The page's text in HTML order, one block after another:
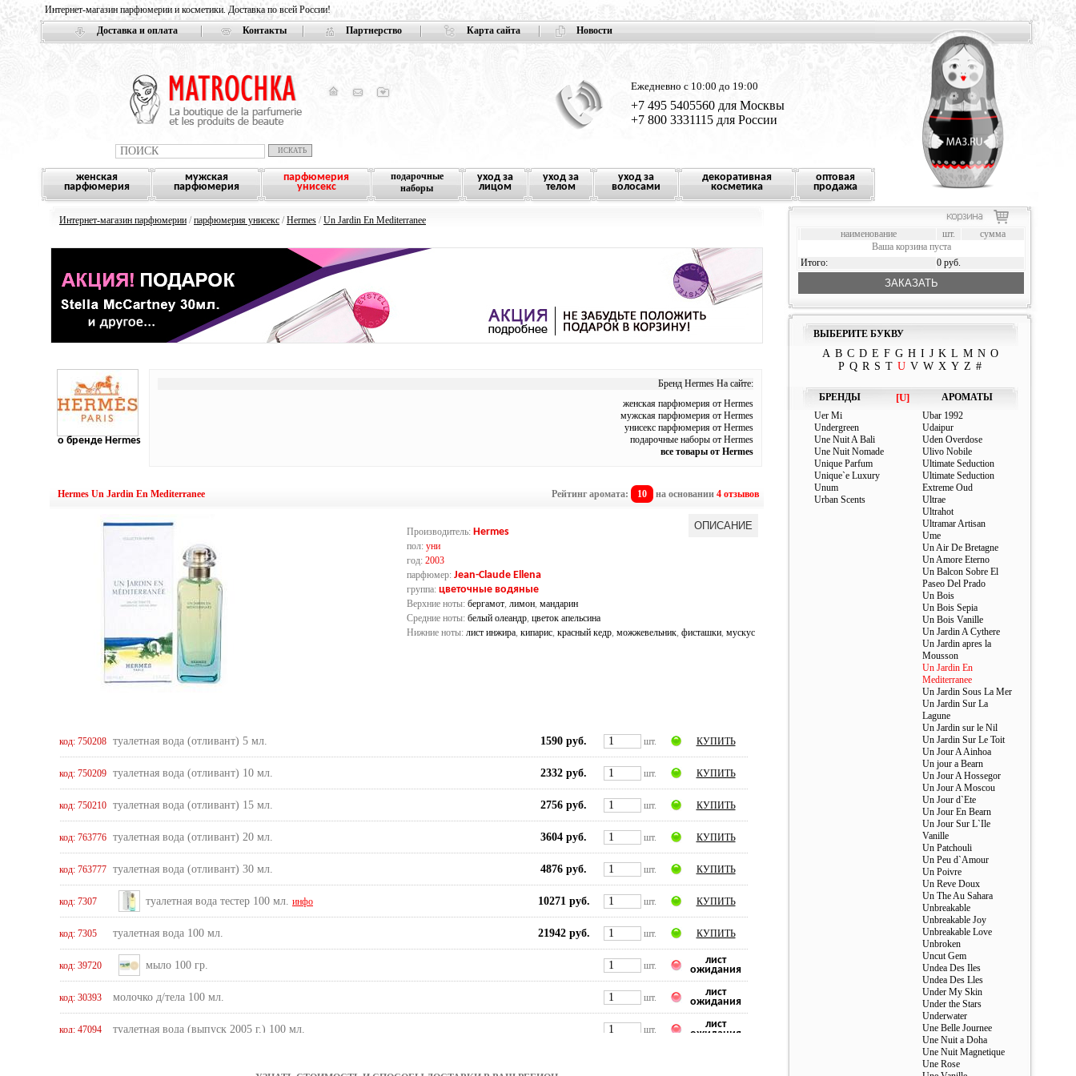
Интернет-магазин парфюмерии и косметики. Доставка по всей России!
Доставка и оплата
Контакты Партнерство Карта сайта Новости
Ежедневно с 10:00 до 19:00
+7 495 5405560 для Москвы
+7 800 3331115 для России
женская
парфюмерия
мужская
парфюмерия
парфюмерия
унисекс
подарочные
наборы
уход за
лицом
уход за
телом
уход за
волосами
декоративная
косметика
оптовая
продажа
Интернет-магазин парфюмерии /парфюмерия унисекс /Hermes /Un Jardin En Mediterranee
о бренде Hermes
Бренд Hermes На сайте:
женская парфюмерия от Hermes
мужская парфюмерия от Hermes
унисекс парфюмерия от Hermes
подарочные наборы от Hermes
все товары от Hermes
Hermes Un Jardin En Mediterranee Рейтинг аромата: 10 на основании 4 отзывов
ОПИСАНИЕ
Производитель: Hermes
пол: уни
год: 2003
парфюмер: Jean-Claude Ellena
группа: цветочные водяные
Верхние ноты: бергамот, лимон, мандарин
Средние ноты: белый олеандр, цветок апельсина
Нижние ноты: лист инжира, кипарис, красный кедр, можжевельник, фисташки, мускус
код: 750208 туалетная вода (отливант) 5 мл. 1590 руб. шт. КУПИТЬ
код: 750209 туалетная вода (отливант) 10 мл. 2332 руб. шт. КУПИТЬ
код: 750210 туалетная вода (отливант) 15 мл. 2756 руб. шт. КУПИТЬ
код: 763776 туалетная вода (отливант) 20 мл. 3604 руб. шт. КУПИТЬ
код: 763777 туалетная вода (отливант) 30 мл. 4876 руб. шт. КУПИТЬ
код: 7307 туалетная вода тестер 100 мл. инфо 10271 руб. шт. КУПИТЬ
код: 7305 туалетная вода 100 мл. 21942 руб. шт. КУПИТЬ
код: 39720 мыло 100 гр. шт.
лист
ожидания
код: 30393 молочко д/тела 100 мл. шт.
лист
ожидания
код: 47094 туалетная вода (выпуск 2005 г.) 100 мл. шт.
лист
ожидания
наименование шт.
сумма
Ваша корзина пуста
Итого:
0 руб.
ЗАКАЗАТЬ
ВЫБЕРИТЕ БУКВУ
A B C D E F G H I J K L M N O
P Q R S T U V W X Y Z #
БРЕНДЫ [U]
АРОМАТЫ
Uer Mi
Undergreen
Une Nuit A Bali
Une Nuit Nomade
Unique Parfum
Unique`e Luxury
Unum
Urban Scents
Ubar 1992
Udaipur
Uden Overdose
Ulivo Nobile
Ultimate Seduction
Ultimate Seduction
Extreme Oud
Ultrae
Ultrahot
Ultramar Artisan
Ume
Un Air De Bretagne
Un Amore Eterno
Un Balcon Sobre El
Paseo Del Prado
Un Bois
Un Bois Sepia
Un Bois Vanille
Un Jardin A Cythere
Un Jardin apres la
Mousson
Un Jardin En
Mediterranee
Un Jardin Sous La Mer
Un Jardin Sur La
Lagune
Un Jardin sur le Nil
Un Jardin Sur Le Toit
Un Jour A Ainhoa
Un jour a Bearn
Un Jour A Hossegor
Un Jour A Moscou
Un Jour d`Ete
Un Jour En Bearn
Un Jour Sur L`Ile
Vanille
Un Patchouli
Un Peu d`Amour
Un Poivre
Un Reve Doux
Un The Au Sahara
Unbreakable
Unbreakable Joy
Unbreakable Love
Unbroken
Uncut Gem
Undea Des Iles
Undea Des Lles
Under My Skin
Under the Stars
Underwater
Une Belle Journee
Une Nuit a Doha
Une Nuit Magnetique
Une Rose